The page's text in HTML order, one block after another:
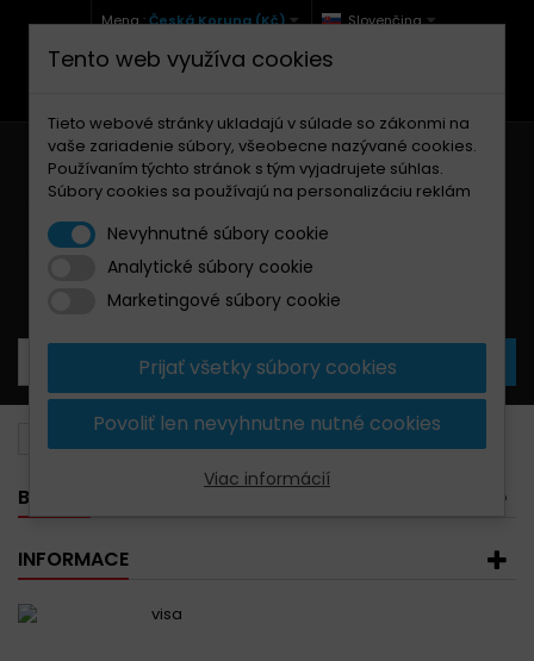
Mena :Česká Koruna (Kč) Slovenčina
+420 771 127 977 (Po-Pá, 9-12 a 13-17)
Košík0Produkty
BANNER
INFORMACE
Tento web využíva cookies
Tieto webové stránky ukladajú v súlade so zákonmi na
vaše zariadenie súbory, všeobecne nazývané cookies.
Používaním týchto stránok s tým vyjadrujete súhlas.
Súbory cookies sa používajú na personalizáciu reklám
Nevyhnutné súbory cookie
Analytické súbory cookie
Marketingové súbory cookie
Prijať všetky súbory cookies
Povoliť len nevyhnutne nutné cookies
Viac informácií